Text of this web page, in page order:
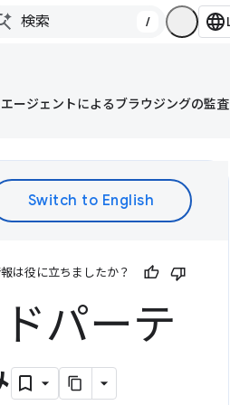
/
エージェントによるブラウジングの監査
は役に立ちましたか？
パーテ